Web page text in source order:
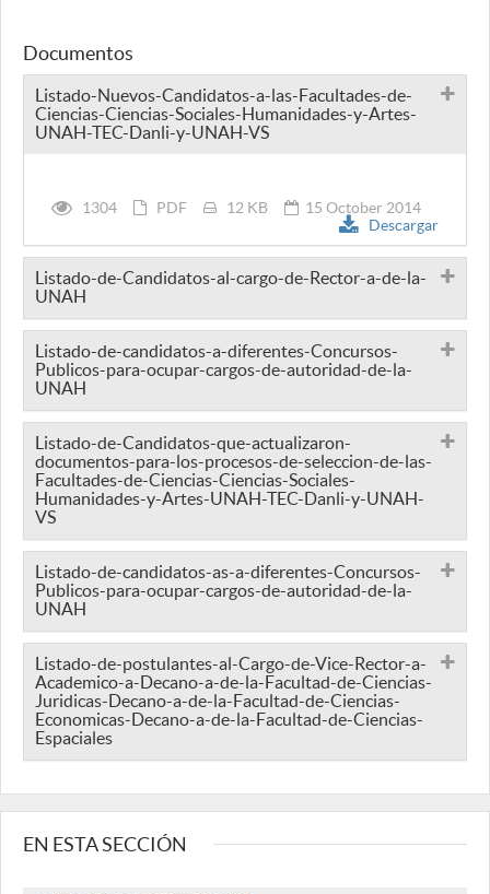
Documentos
Listado-Nuevos-Candidatos-a-las-Facultades-de-
Ciencias-Ciencias-Sociales-Humanidades-y-Artes-
UNAH-TEC-Danli-y-UNAH-VS
1304 PDF 12 KB
15 October 2014
Descargar
Listado-de-Candidatos-al-cargo-de-Rector-a-de-la-
UNAH
Listado-de-candidatos-a-diferentes-Concursos-
Publicos-para-ocupar-cargos-de-autoridad-de-la-
UNAH
Listado-de-Candidatos-que-actualizaron-
documentos-para-los-procesos-de-seleccion-de-las-
Facultades-de-Ciencias-Ciencias-Sociales-
Humanidades-y-Artes-UNAH-TEC-Danli-y-UNAH-
VS
Listado-de-candidatos-as-a-diferentes-Concursos-
Publicos-para-ocupar-cargos-de-autoridad-de-la-
UNAH
Listado-de-postulantes-al-Cargo-de-Vice-Rector-a-
Academico-a-Decano-a-de-la-Facultad-de-Ciencias-
Juridicas-Decano-a-de-la-Facultad-de-Ciencias-
Economicas-Decano-a-de-la-Facultad-de-Ciencias-
Espaciales
EN ESTA SECCIÓN